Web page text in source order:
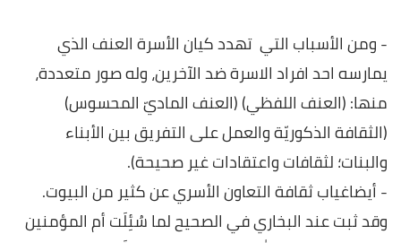
- ومن الأسباب التي تهدد كيان الأسرة العنف الذي
يمارسه احد افراد الاسرة ضد الآخرين، وله صور متعددة،
منها: (العنف اللفظي) (العنف الماديّ المحسوس)
(الثقافة الذكوريّة والعمل على التفريق بين الأبناء
والبنات؛ لثقافات واعتقادات غير صحيحة).
- أيضاغياب ثقافة التعاون الأسري عن كثير من البيوت.
وقد ثبت عند البخاري في الصحيح لما سُئِلَت أم المؤمنين